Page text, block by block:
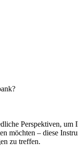
Perspektiven,
möchten – diese
zu treffen.